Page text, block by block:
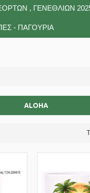
, ΓΕΝΕΘΛΊΩΝ
- ΠΑΓΟΥΡΙΑ
ALOHA